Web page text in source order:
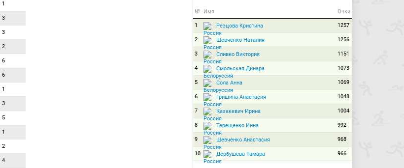
1
3
3
2
6
6
1
3
5
1
2
4
№ Имя Очки
1 Резцова Кристина 1257
2 Шевченко Наталия 1256
3 Сливко Виктория 1151
4 Смольская Динара 1073
5 Сола Анна 1069
6 Гришина Анастасия 1048
7 Казакевич Ирина 1004
8 Терещенко Инна 992
9 Шевченко Анастасия 968
10 Дербушева Тамара 966